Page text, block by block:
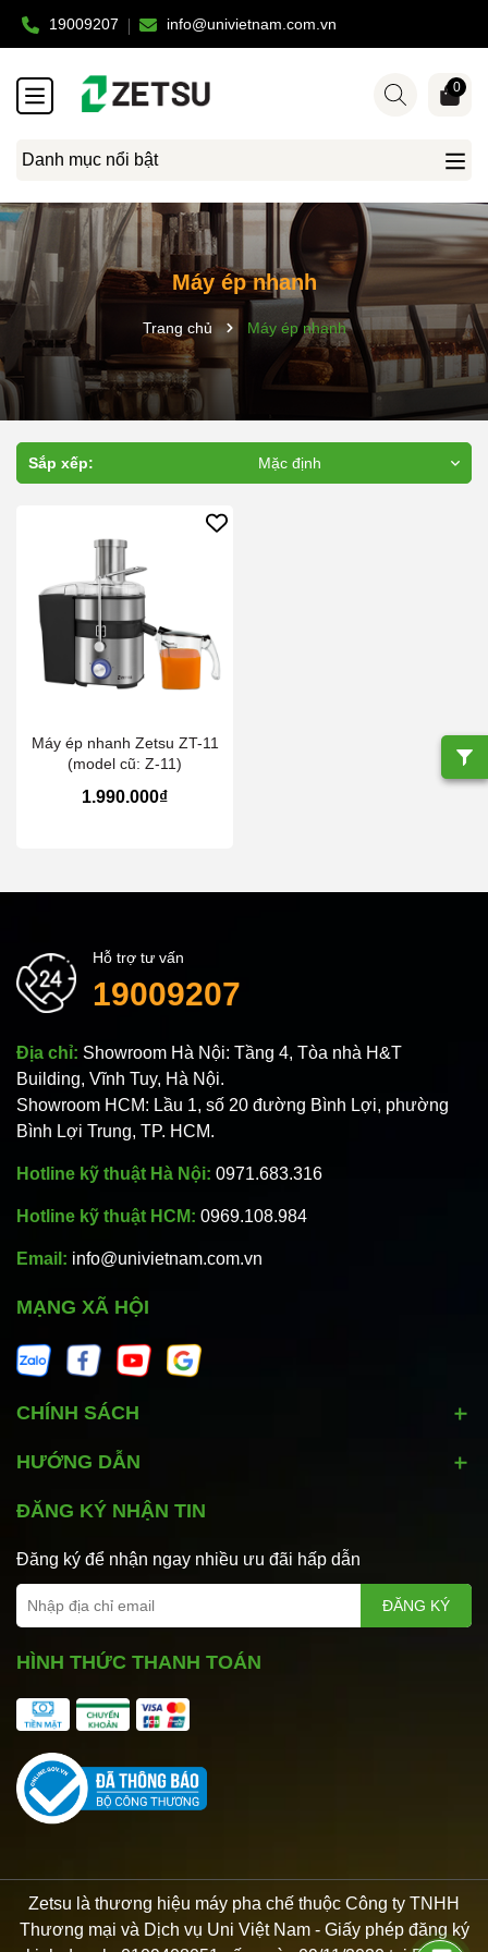
19009207 info@univietnam.com.vn
Danh mục nổi bật
0
Máy ép nhanh
Trang chủ Máy ép nhanh
Sắp xếp: Mặc định
Máy ép nhanh Zetsu ZT-11
(model cũ: Z-11)
1.990.000₫
Hỗ trợ tư vấn
19009207
Địa chỉ: Showroom Hà Nội: Tầng 4, Tòa nhà H&T
Building, Vĩnh Tuy, Hà Nội.
Showroom HCM: Lầu 1, số 20 đường Bình Lợi, phường
Bình Lợi Trung, TP. HCM.
Hotline kỹ thuật Hà Nội: 0971.683.316
Hotline kỹ thuật HCM: 0969.108.984
Email: info@univietnam.com.vn
MẠNG XÃ HỘI
CHÍNH SÁCH
HƯỚNG DẪN
ĐĂNG KÝ NHẬN TIN
Đăng ký để nhận ngay nhiều ưu đãi hấp dẫn
ĐĂNG KÝ
HÌNH THỨC THANH TOÁN
Zetsu là thương hiệu máy pha chế thuộc Công ty TNHH
Thương mại và Dịch vụ Uni Việt Nam - Giấy phép đăng ký